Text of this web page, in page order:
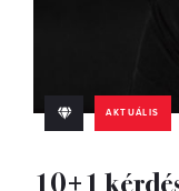
AKTUÁLIS
10+1